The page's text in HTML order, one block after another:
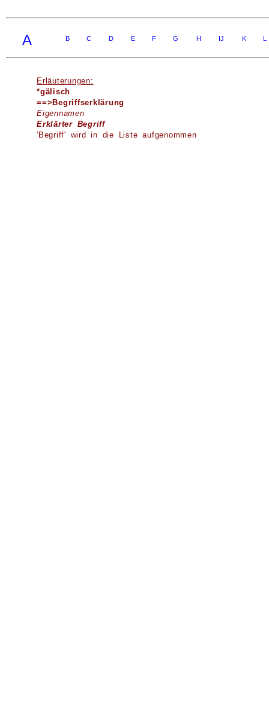
A B C D E F G H IJ K L
Erläuterungen:
*gälisch
==>Begriffserklärung
Eigennamen
Erklärter Begriff
'Begriff' wird in die Liste aufgenommen